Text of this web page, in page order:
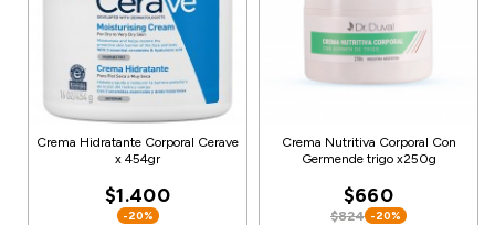
Crema Hidratante Corporal Cerave
x 454gr
$1.400
-20%
Crema Nutritiva Corporal Con
Germende trigo x250g
$660
$824 -20%